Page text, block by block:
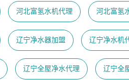
河北富氢水机代理 河北富氢
辽宁净水器加盟 辽宁净水机
辽宁全屋净水代理 辽宁全